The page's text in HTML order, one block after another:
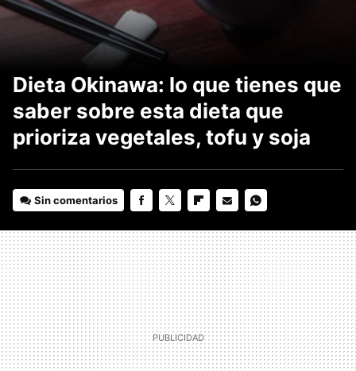
Dieta Okinawa: lo que tienes que
saber sobre esta dieta que
prioriza vegetales, tofu y soja
Sin comentarios
MAIL